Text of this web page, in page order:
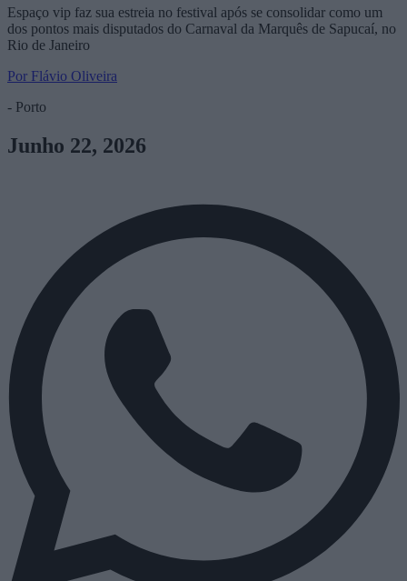
Espaço vip faz sua estreia no festival após se consolidar como um
dos pontos mais disputados do Carnaval da Marquês de Sapucaí, no
Rio de Janeiro
Por Flávio Oliveira
- Porto
Junho 22, 2026